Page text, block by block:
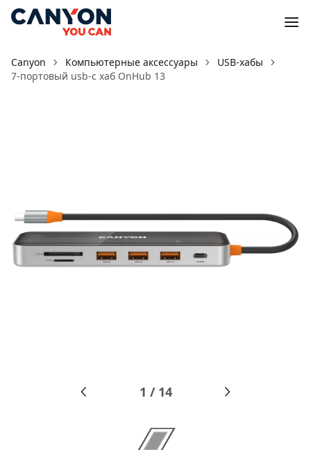
Canyon Компьютерные аксессуары
USB-хабы
7-портовый usb-c хаб OnHub 13
1 / 14